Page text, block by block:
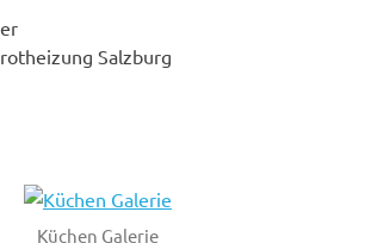
Salzburg
Küchen Galerie